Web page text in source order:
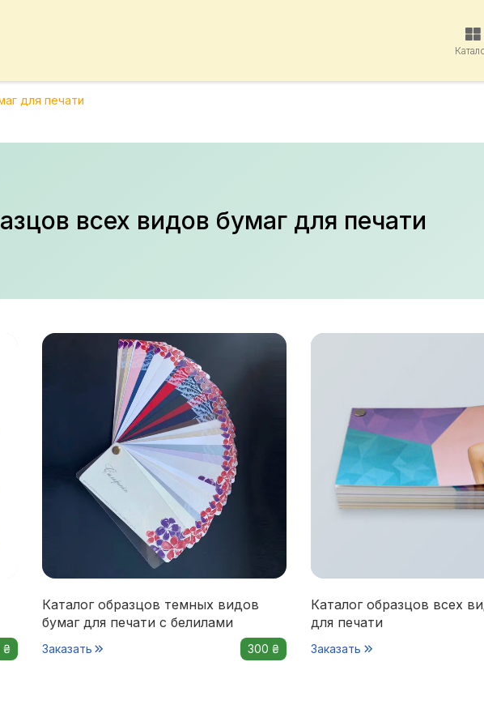
для печати
всех видов бумаг для печати
₴
Каталог образцов темных видов
бумаг для печати с белилами
Заказать 300 ₴
Каталог образцов всех
для печати
Заказать